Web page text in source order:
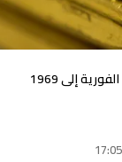
الذهب يهبط في المعاملات الفورية إلى 1969